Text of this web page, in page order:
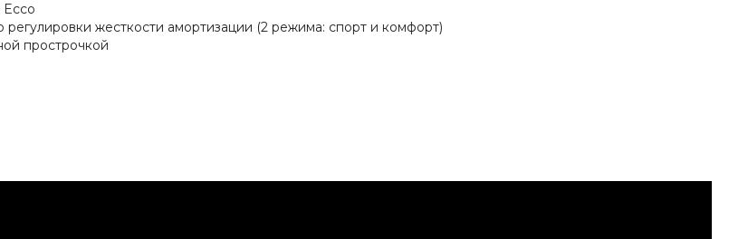
жесткости амортизации (2 режима: спорт и комфорт)
прострочкой